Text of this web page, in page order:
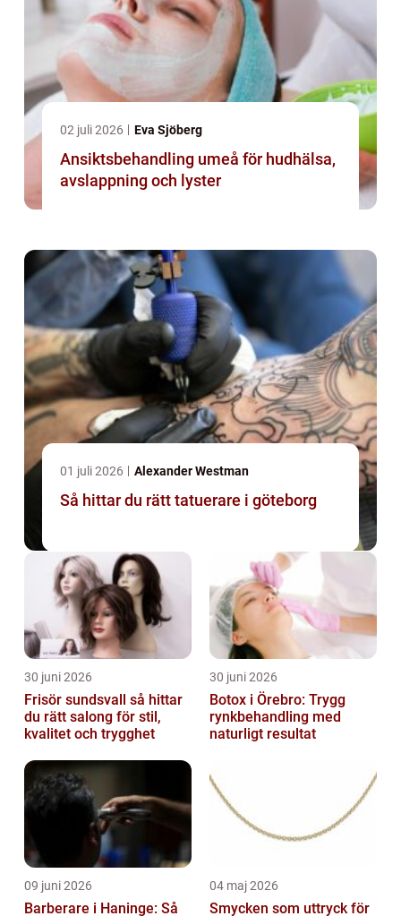
02 juli 2026 Eva Sjöberg
Ansiktsbehandling umeå för hudhälsa,
avslappning och lyster
01 juli 2026 Alexander Westman
Så hittar du rätt tatuerare i göteborg
30 juni 2026
Frisör sundsvall så hittar
du rätt salong för stil,
kvalitet och trygghet
30 juni 2026
Botox i Örebro: Trygg
rynkbehandling med
naturligt resultat
09 juni 2026
Barberare i Haninge: Så
04 maj 2026
Smycken som uttryck för